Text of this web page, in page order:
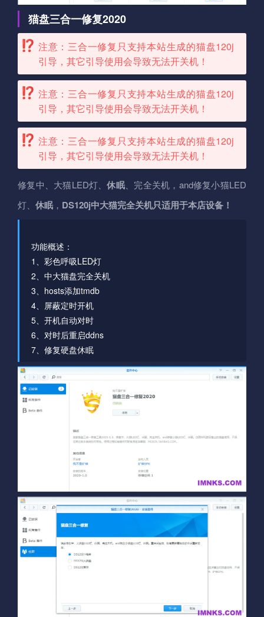
猫盘三合一修复2020
注意：三合一修复只支持本站生成的猫盘120j
引导，其它引导使用会导致无法开关机！
注意：三合一修复只支持本站生成的猫盘120j
引导，其它引导使用会导致无法开关机！
注意：三合一修复只支持本站生成的猫盘120j
引导，其它引导使用会导致无法开关机！
修复中、大猫LED灯、休眠 、完全关机，and修复小猫LED
灯、 休眠 ， DS120j中大猫完全关机只适用于本店设备！
功能概述：
1、彩色呼吸LED灯
2、中大猫盘完全关机
3、hosts添加tmdb
4、屏蔽定时开机
5、开机自动对时
6、对时后重启ddns
7、修复硬盘休眠